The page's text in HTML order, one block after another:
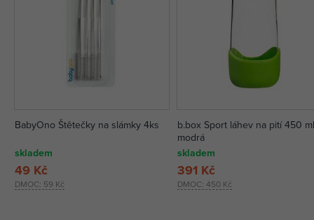
BabyOno Štětečky na slámky 4ks
skladem
DMOC: 59 Kč
49 Kč
b.box Sport láhev na pití 450
modrá
skladem
DMOC:450 Kč
391 Kč